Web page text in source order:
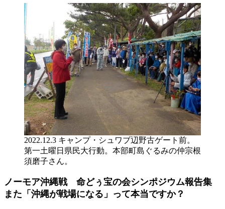
2022.12.3 キャンプ・シュワブ辺野古ゲート前。
第一土曜日県民大行動。本部町島ぐるみの仲宗根
須磨子さん。
ノーモア沖縄戦 命どぅ宝の会シンポジウム報告集
また「沖縄が戦場になる」って本当ですか？